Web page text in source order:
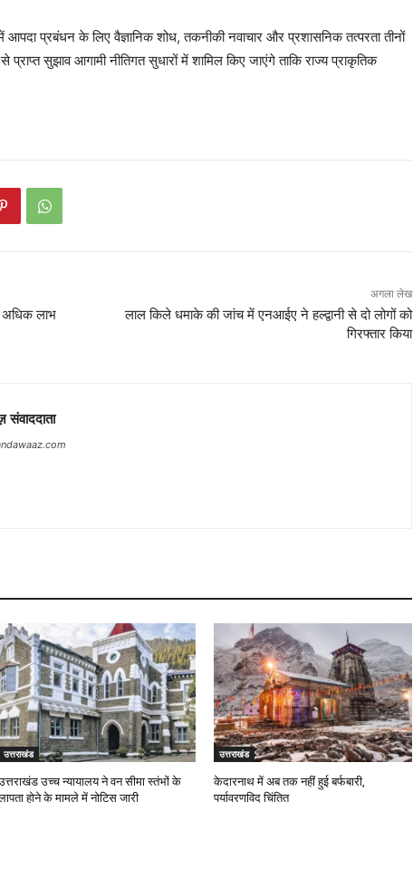
आपदा प्रबंधन के लिए वैज्ञानिक शोध, तकनीकी नवाचार और प्रशासनिक तत्परता तीनों
सुझाव आगामी नीतिगत सुधारों में शामिल किए जाएंगे ताकि राज्य प्राकृतिक
अधिक लाभ
अगला लेख
लाल किले धमाके की जांच में एनआईए ने हल्द्वानी से दो लोगों को
गिरफ्तार किया
उत्तराखंड
उच्च न्यायालय ने वन सीमा स्तंभों के
होने के मामले में नोटिस जारी
उत्तराखंड
केदारनाथ में अब तक नहीं हुई बर्फबारी,
पर्यावरणविद चिंतित